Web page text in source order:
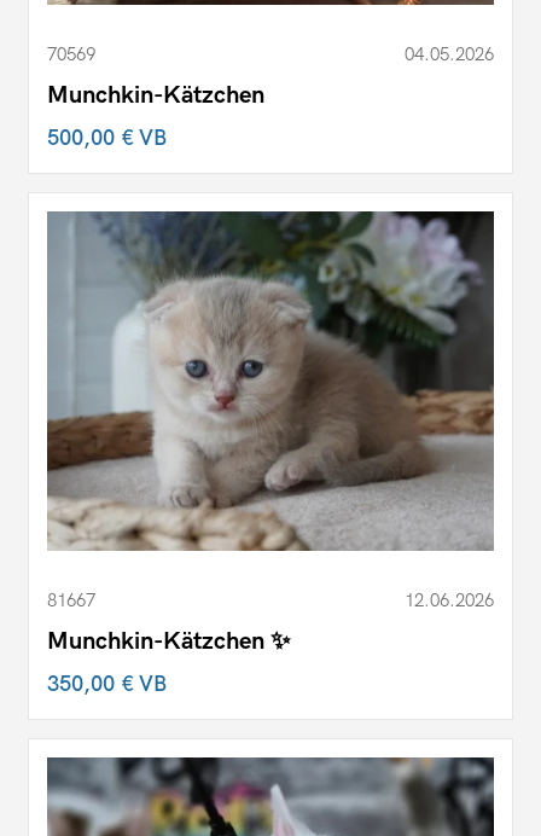
70569 04.05.2026
Munchkin-Kätzchen
500,00 €VB
81667 12.06.2026
Munchkin-Kätzchen ✨
350,00 €VB